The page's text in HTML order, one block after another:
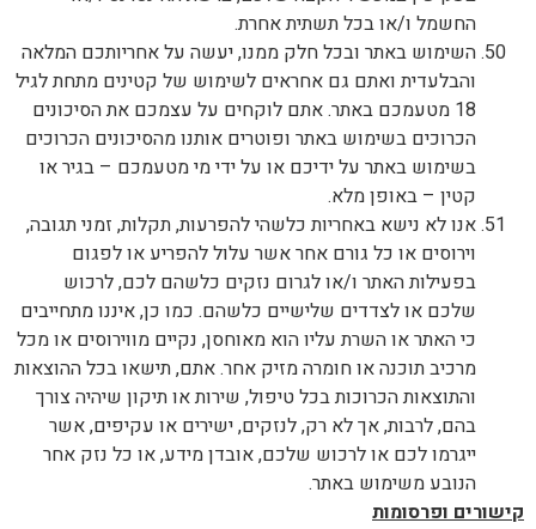
החשמל ו/או בכל תשתית אחרת.
השימוש באתר ובכל חלק ממנו, יעשה על אחריותכם המלאה
והבלעדית ואתם גם אחראים לשימוש של קטינים מתחת לגיל
18 מטעמכם באתר. אתם לוקחים על עצמכם את הסיכונים
הכרוכים בשימוש באתר ופוטרים אותנו מהסיכונים הכרוכים
בשימוש באתר על ידיכם או על ידי מי מטעמכם – בגיר או
קטין – באופן מלא.
אנו לא נישא באחריות כלשהי להפרעות, תקלות, זמני תגובה,
וירוסים או כל גורם אחר אשר עלול להפריע או לפגום
בפעילות האתר ו/או לגרום נזקים כלשהם לכם, לרכוש
שלכם או לצדדים שלישיים כלשהם. כמו כן, איננו מתחייבים
כי האתר או השרת עליו הוא מאוחסן, נקיים מווירוסים או מכל
מרכיב תוכנה או חומרה מזיק אחר. אתם, תישאו בכל ההוצאות
והתוצאות הכרוכות בכל טיפול, שירות או תיקון שיהיה צורך
בהם, לרבות, אך לא רק, לנזקים, ישירים או עקיפים, אשר
ייגרמו לכם או לרכוש שלכם, אובדן מידע, או כל נזק אחר
הנובע משימוש באתר.
קישורים ופרסומות